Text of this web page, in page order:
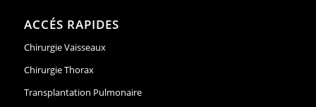
ACCÉS RAPIDES
Chirurgie Vaisseaux
Chirurgie Thorax
Transplantation Pulmonaire